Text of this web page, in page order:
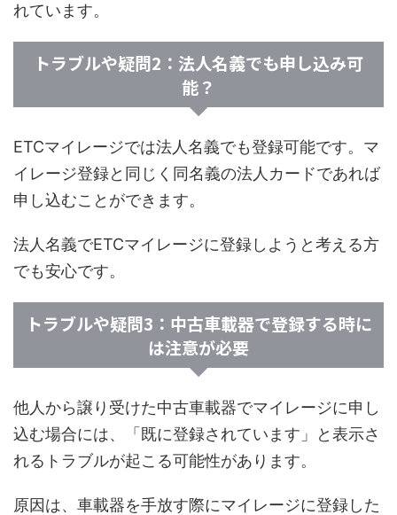
れています。
トラブルや疑問2：法人名義でも申し込み可
能？
ETCマイレージでは法人名義でも登録可能です。マ
イレージ登録と同じく同名義の法人カードであれば
申し込むことができます。
法人名義でETCマイレージに登録しようと考える方
でも安心です。
トラブルや疑問3：中古車載器で登録する時に
は注意が必要
他人から譲り受けた中古車載器でマイレージに申し
込む場合には、「既に登録されています」と表示さ
れるトラブルが起こる可能性があります。
原因は、車載器を手放す際にマイレージに登録した